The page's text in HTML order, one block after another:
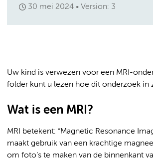
30 mei 2024 Version: 3
Uw kind is verwezen voor een MRI-
folder kunt u lezen hoe dit onderzoek in
Wat is een MRI?
MRI betekent: “Magnetic Resonance
maakt gebruik van een krachtige
om foto’s te maken van de binnenkant